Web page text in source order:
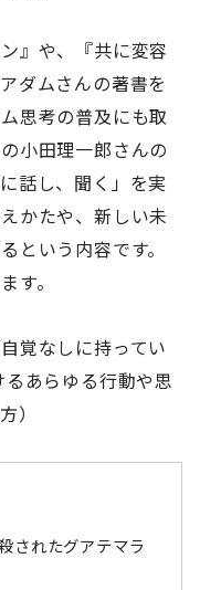
』や、『共に変容
ダムさんの著書を
思考の普及にも取
小田理一郎さんの
話し、聞く」を実
かたや、新しい未
という内容です。
す。
覚なしに持ってい
あらゆる行動や思
）
されたグアテマラ